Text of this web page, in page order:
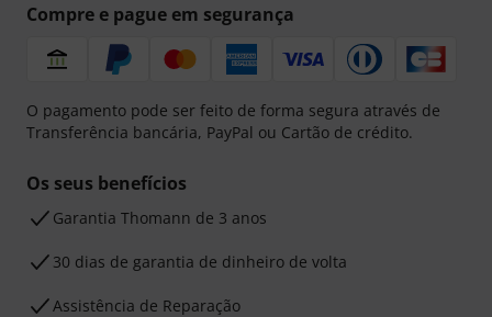
Compre e pague em segurança
O pagamento pode ser feito de forma segura através de
Transferência bancária, PayPal ou Cartão de crédito.
Os seus benefícios
Garantia Thomann de 3 anos
30 dias de garantia de dinheiro de volta
Assistência de Reparação